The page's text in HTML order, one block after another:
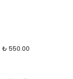
₺ 550.00